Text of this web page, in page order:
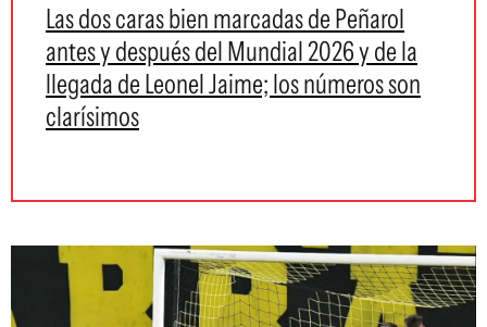
Las dos caras bien marcadas de Peñarol
antes y después del Mundial 2026 y de la
llegada de Leonel Jaime; los números son
clarísimos